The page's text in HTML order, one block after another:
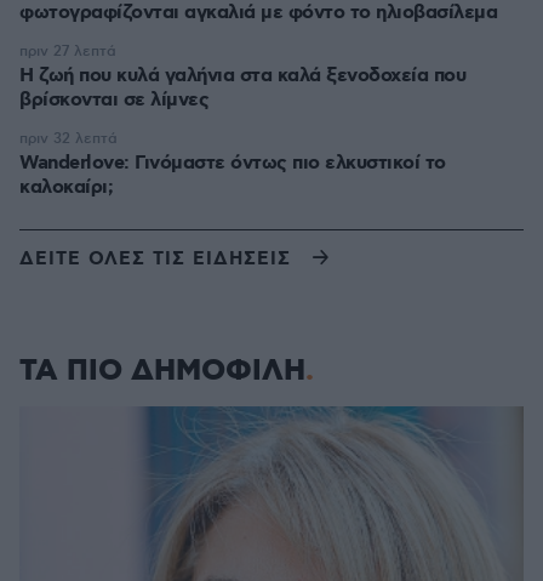
φωτογραφίζονται αγκαλιά με φόντο το ηλιοβασίλεμα
Η ζωή που κυλά γαλήνια στα καλά ξενοδοχεία που
βρίσκονται σε λίμνες
πριν 27 λεπτά
Wanderlove: Γινόμαστε όντως πιο ελκυστικοί το
καλοκαίρι;
πριν 32 λεπτά
ΔΕΙΤΕ ΟΛΕΣ ΤΙΣ ΕΙΔΗΣΕΙΣ
ΤΑ ΠΙΟ ΔΗΜΟΦΙΛΗ